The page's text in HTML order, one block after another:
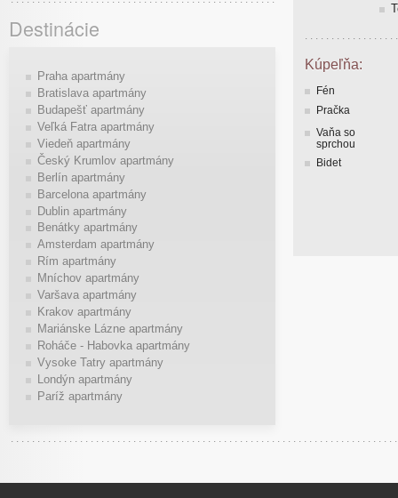
Kúpeľňa:
Fén
Pračka
Vaňa so
sprchou
Bidet
Destinácie
Praha apartmány
Bratislava apartmány
Budapešť apartmány
Veľká Fatra apartmány
Viedeň apartmány
Český Krumlov apartmány
Berlín apartmány
Barcelona apartmány
Dublin apartmány
Benátky apartmány
Amsterdam apartmány
Rím apartmány
Mníchov apartmány
Varšava apartmány
Krakov apartmány
Mariánske Lázne apartmány
Roháče - Habovka apartmány
Vysoke Tatry apartmány
Londýn apartmány
Paríž apartmány